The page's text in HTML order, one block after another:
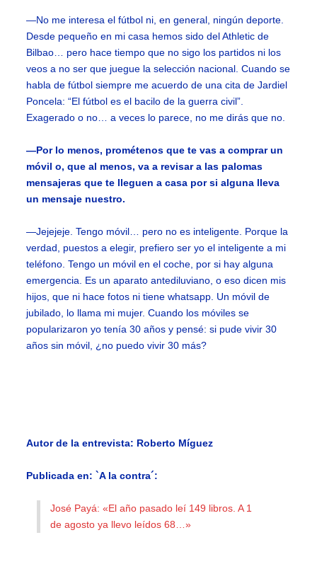
—No me interesa el fútbol ni, en general, ningún deporte.
Desde pequeño en mi casa hemos sido del Athletic de
Bilbao… pero hace tiempo que no sigo los partidos ni los
veos a no ser que juegue la selección nacional. Cuando se
habla de fútbol siempre me acuerdo de una cita de Jardiel
Poncela: “El fútbol es el bacilo de la guerra civil”.
Exagerado o no… a veces lo parece, no me dirás que no.
—Por lo menos, prométenos que te vas a comprar un
móvil o, que al menos, va a revisar a las palomas
mensajeras que te lleguen a casa por si alguna lleva
un mensaje nuestro.
—Jejejeje. Tengo móvil… pero no es inteligente. Porque la
verdad, puestos a elegir, prefiero ser yo el inteligente a mi
teléfono. Tengo un móvil en el coche, por si hay alguna
emergencia. Es un aparato antediluviano, o eso dicen mis
hijos, que ni hace fotos ni tiene whatsapp. Un móvil de
jubilado, lo llama mi mujer. Cuando los móviles se
popularizaron yo tenía 30 años y pensé: si pude vivir 30
años sin móvil, ¿no puedo vivir 30 más?
Autor de la entrevista: Roberto Míguez
Publicada en: `A la contra´:
José Payá: «El año pasado leí 149 libros. A 1
de agosto ya llevo leídos 68…»